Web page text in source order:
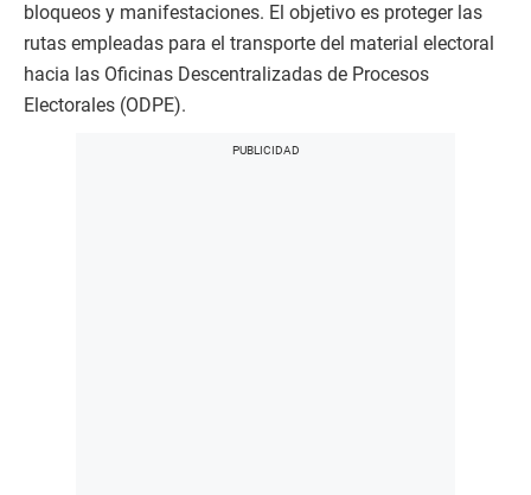
bloqueos y manifestaciones. El objetivo es proteger las
rutas empleadas para el transporte del material electoral
hacia las Oficinas Descentralizadas de Procesos
Electorales (ODPE).